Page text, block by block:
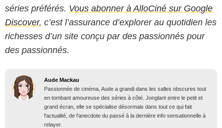
séries préférés. Vous abonner à AlloCiné sur Google
Discover, c’est l’assurance d’explorer au quotidien les
richesses d’un site conçu par des passionnés pour
des passionnés.
Aude Mackau
Passionnée de cinéma, Aude a grandi dans les salles obscures tout
en tombant amoureuse des séries à côté. Jonglant entre le petit et
grand écran, elle se spécialise désormais dans tout ce qui fait
l'actualité, de l'anecdote du passé à la dernière info sensationnelle à
relayer.